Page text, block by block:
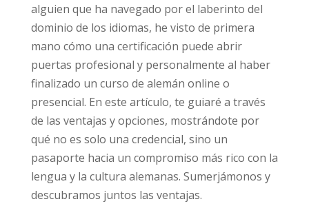
alguien que ha navegado por el laberinto del
dominio de los idiomas, he visto de primera
mano cómo una certificación puede abrir
puertas profesional y personalmente al haber
finalizado un curso de alemán online o
presencial. En este artículo, te guiaré a través
de las ventajas y opciones, mostrándote por
qué no es solo una credencial, sino un
pasaporte hacia un compromiso más rico con la
lengua y la cultura alemanas. Sumerjámonos y
descubramos juntos las ventajas.